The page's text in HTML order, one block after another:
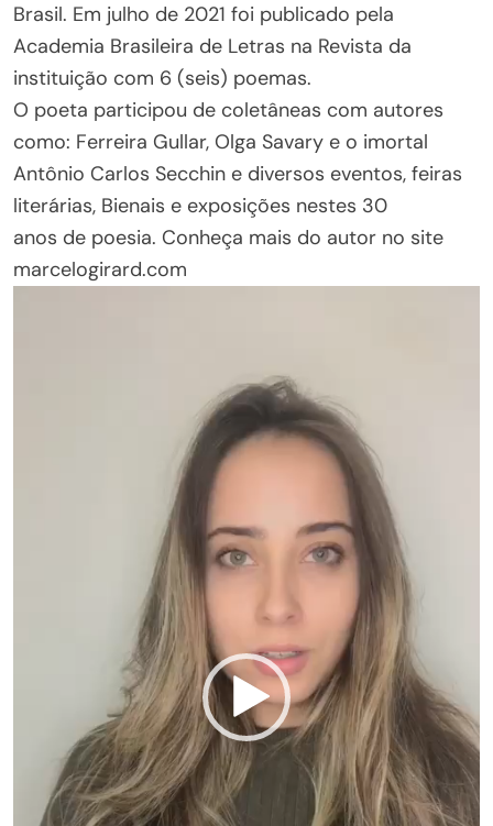
Brasil. Em julho de 2021 foi publicado pela
Academia Brasileira de Letras na Revista da
instituição com 6 (seis) poemas.
O poeta participou de coletâneas com autores
como: Ferreira Gullar, Olga Savary e o imortal
Antônio Carlos Secchin e diversos eventos, feiras
literárias, Bienais e exposições nestes 30
anos de poesia. Conheça mais do autor no site
marcelogirard.com